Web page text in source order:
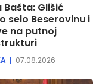
Bašta: Glišić
selo Beserovinu i
na putnoj
07.08.2026